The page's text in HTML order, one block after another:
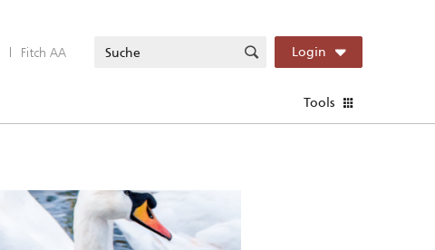
| Fitch AA Login
Tools